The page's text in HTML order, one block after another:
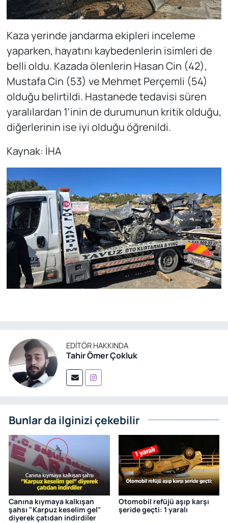
Kaza yerinde jandarma ekipleri inceleme
yaparken, hayatını kaybedenlerin isimleri de
belli oldu. Kazada ölenlerin Hasan Cin (42),
Mustafa Cin (53) ve Mehmet Perçemli (54)
olduğu belirtildi. Hastanede tedavisi süren
yaralılardan 1'inin de durumunun kritik olduğu,
diğerlerinin ise iyi olduğu öğrenildi.
Kaynak: İHA
EDITÖR HAKKINDA
Tahir Ömer Çokluk
Bunlar da ilginizi çekebilir
Canına kıymaya kalkışan
şahsı "Karpuz keselim gel"
diyerek çatıdan indirdiler
Otomobil refüjü aşıp karşı
şeride geçti: 1 yaralı